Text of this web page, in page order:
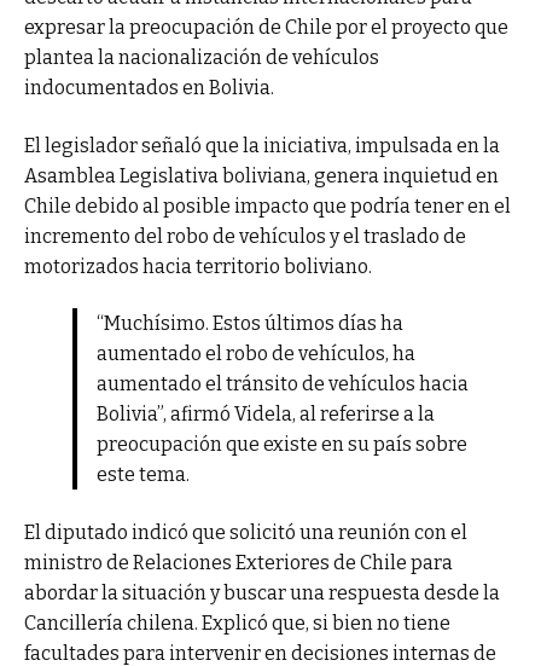
expresar la preocupación de Chile por el proyecto que
plantea la nacionalización de vehículos
indocumentados en Bolivia.
El legislador señaló que la iniciativa, impulsada en la
Asamblea Legislativa boliviana, genera inquietud en
Chile debido al posible impacto que podría tener en el
incremento del robo de vehículos y el traslado de
motorizados hacia territorio boliviano.
“Muchísimo. Estos últimos días ha
aumentado el robo de vehículos, ha
aumentado el tránsito de vehículos hacia
Bolivia”, afirmó Videla, al referirse a la
preocupación que existe en su país sobre
este tema.
El diputado indicó que solicitó una reunión con el
ministro de Relaciones Exteriores de Chile para
abordar la situación y buscar una respuesta desde la
Cancillería chilena. Explicó que, si bien no tiene
facultades para intervenir en decisiones internas de